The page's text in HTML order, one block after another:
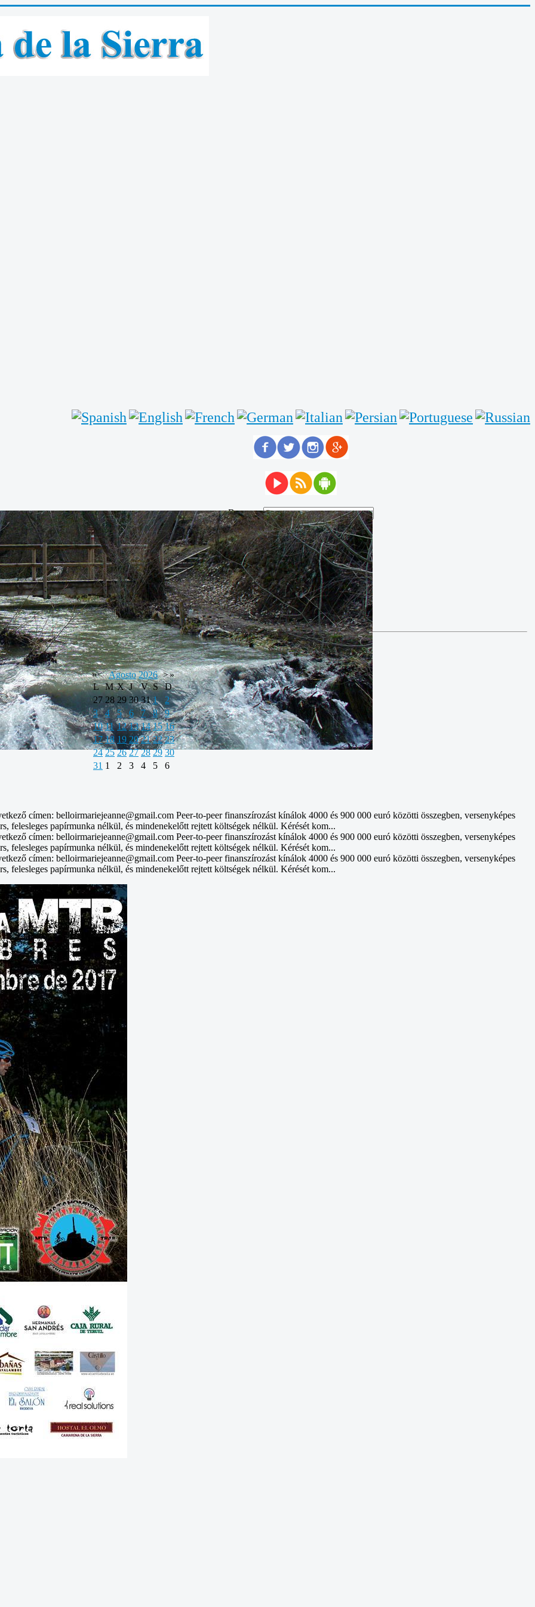
Buscar...
«< Agosto 2026 >»
L M X J V S
D
27 28 29 30 31 1
2
3
4 5 6 7 8
9
10 11 12 13 14 15 16
17 18 19 20 21 22 23
24 25 26 27 28 29 30
31 1 2 3 4 5 6
címen: belloirmariejeanne@gmail.com Peer-to-peer finanszírozást kínálok 4000 és 900 000 euró közötti összegben, versenyképes
felesleges papírmunka nélkül, és mindenekelőtt rejtett költségek nélkül. Kérését kom...
címen: belloirmariejeanne@gmail.com Peer-to-peer finanszírozást kínálok 4000 és 900 000 euró közötti összegben, versenyképes
felesleges papírmunka nélkül, és mindenekelőtt rejtett költségek nélkül. Kérését kom...
címen: belloirmariejeanne@gmail.com Peer-to-peer finanszírozást kínálok 4000 és 900 000 euró közötti összegben, versenyképes
felesleges papírmunka nélkül, és mindenekelőtt rejtett költségek nélkül. Kérését kom...